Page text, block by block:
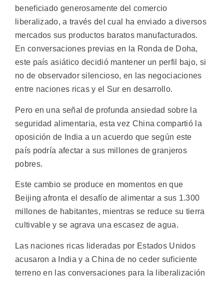
beneficiado generosamente del comercio
liberalizado, a través del cual ha enviado a diversos
mercados sus productos baratos manufacturados.
En conversaciones previas en la Ronda de Doha,
este país asiático decidió mantener un perfil bajo, si
no de observador silencioso, en las negociaciones
entre naciones ricas y el Sur en desarrollo.
Pero en una señal de profunda ansiedad sobre la
seguridad alimentaria, esta vez China compartió la
oposición de India a un acuerdo que según este
país podría afectar a sus millones de granjeros
pobres.
Este cambio se produce en momentos en que
Beijing afronta el desafío de alimentar a sus 1.300
millones de habitantes, mientras se reduce su tierra
cultivable y se agrava una escasez de agua.
Las naciones ricas lideradas por Estados Unidos
acusaron a India y a China de no ceder suficiente
terreno en las conversaciones para la liberalización